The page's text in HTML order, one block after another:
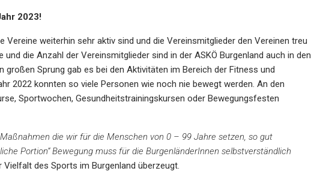
2023!
Vereine weiterhin sehr aktiv sind und die Vereinsmitglieder den Vereinen treu
und die Anzahl der Vereinsmitglieder sind in der ASKÖ Burgenland auch in den
großen Sprung gab es bei den Aktivitäten im Bereich der Fitness und
2022 konnten so viele Personen wie noch nie bewegt werden. An den
Sportwochen, Gesundheitstrainingskursen oder Bewegungsfesten
die wir für die Menschen von 0 – 99 Jahre setzen, so gut
Portion“ Bewegung muss für die BurgenländerInnen selbstverständlich
des Sports im Burgenland überzeugt.